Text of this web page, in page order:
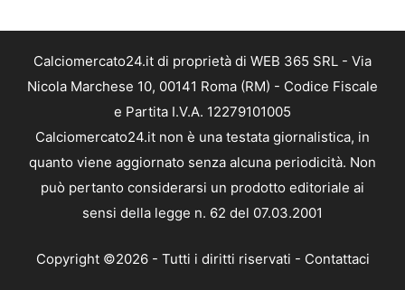
Calciomercato24.it di proprietà di WEB 365 SRL - Via
Nicola Marchese 10, 00141 Roma (RM) - Codice Fiscale
e Partita I.V.A. 12279101005
Calciomercato24.it non è una testata giornalistica, in
quanto viene aggiornato senza alcuna periodicità. Non
può pertanto considerarsi un prodotto editoriale ai
sensi della legge n. 62 del 07.03.2001
Copyright ©2026 - Tutti i diritti riservati - Contattaci